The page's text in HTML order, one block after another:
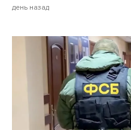
день назад